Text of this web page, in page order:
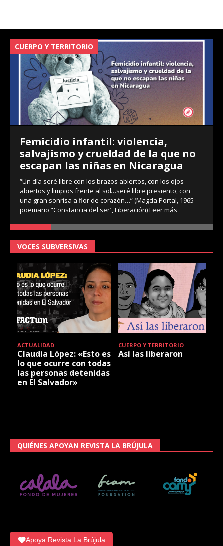
CUERPO Y TERRITORIO
Femicidio infantil: violencia,
salvajismo y crueldad de la que no
escapan las niñas en Nicaragua
“Un día seré libre con los brazos abiertos, con los ojos
abiertos y limpios frente al sol…seré libre presiento, con
una gran sonrisa a flor de corazón…” (Magda Portal, 1965
poemario “Constancia del ser”, Liberación)Leer más
VOCES SUBVERSIVAS
ACTUALIDAD
Claudia López: «Esto es
lo que ocurre con todas
las personas detenidas
en El Salvador»
CUERPO Y TERRITORIO
Así las liberaron
QUIÉNES APOYAN REVISTA LA BRÚJULA
Apoya Revista La Brújula